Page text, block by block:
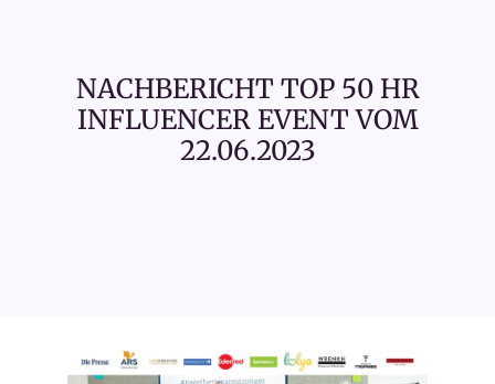
NACHBERICHT TOP 50 HR
INFLUENCER EVENT VOM
22.06.2023